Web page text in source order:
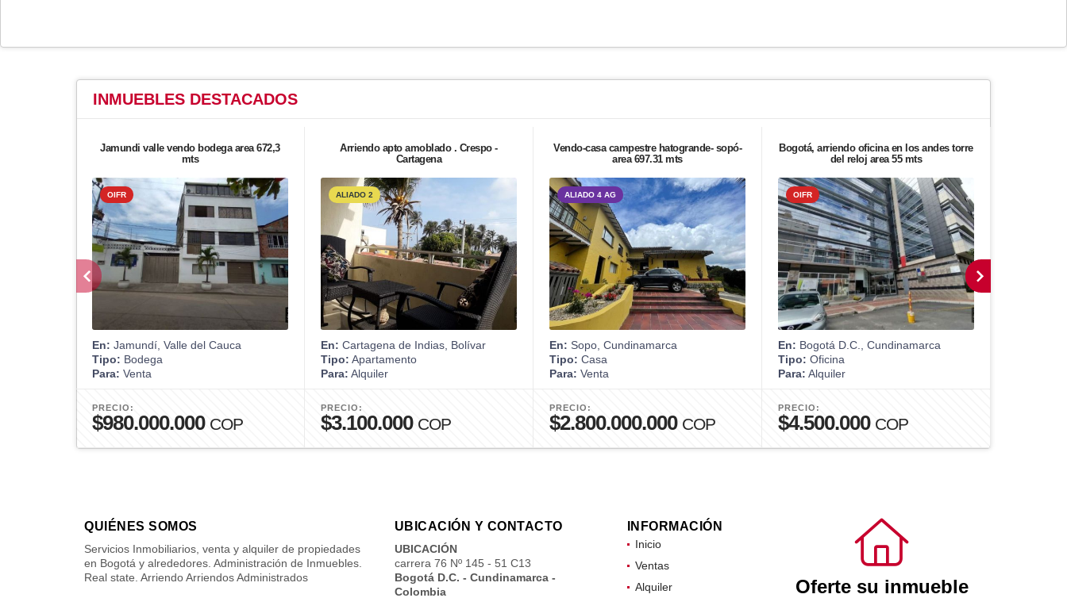
INMUEBLES DESTACADOS
Jamundi valle vendo bodega area 672,3
mts
OIFR
En: Jamundí, Valle del Cauca
Tipo: Bodega
Para: Venta
PRECIO:
$980.000.000 COP
Arriendo apto amoblado . Crespo -
Cartagena
ALIADO 2
En: Cartagena de Indias, Bolívar
Tipo: Apartamento
Para: Alquiler
PRECIO:
$3.100.000 COP
Vendo-casa campestre hatogrande- sopó-
area 697.31 mts
ALIADO 4 AG
En: Sopo, Cundinamarca
Tipo: Casa
Para: Venta
PRECIO:
$2.800.000.000 COP
Bogotá, arriendo oficina en los andes torre
del reloj area 55 mts
OIFR
En: Bogotá D.C., Cundinamarca
Tipo: Oficina
Para: Alquiler
PRECIO:
$4.500.000 COP
QUIÉNES SOMOS
Servicios Inmobiliarios, venta y alquiler de propiedades
en Bogotá y alrededores. Administración de Inmuebles.
Real state. Arriendo Arriendos Administrados
UBICACIÓN Y CONTACTO
UBICACIÓN
carrera 76 Nº 145 - 51 C13
Bogotá D.C. - Cundinamarca -
Colombia
INFORMACIÓN
Inicio
Ventas
Alquiler
Oferte su inmueble